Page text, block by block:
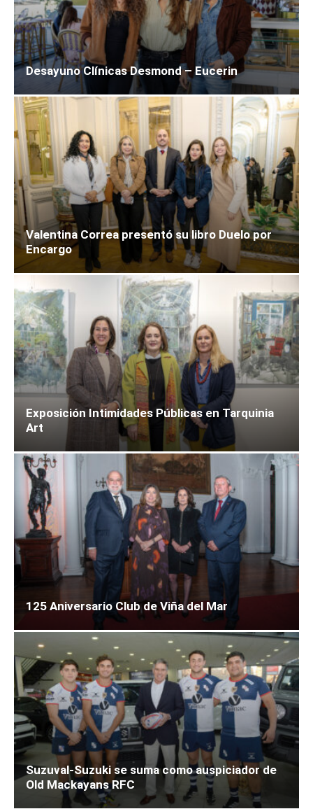
Desayuno Clínicas Desmond – Eucerin
Valentina Correa presentó su libro Duelo por
Encargo
Exposición Intimidades Públicas en Tarquinia
Art
125 Aniversario Club de Viña del Mar
Suzuval-Suzuki se suma como auspiciador de
Old Mackayans RFC